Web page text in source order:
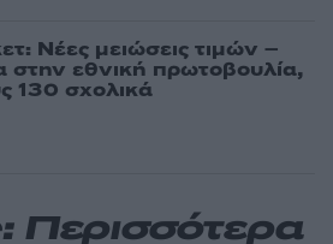
Νέες μειώσεις τιμών –
στην εθνική πρωτοβουλία,
130 σχολικά
Περισσότερα